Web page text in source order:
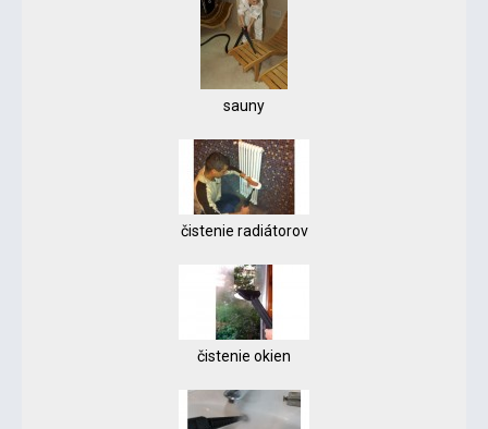
sauny
čistenie radiátorov
čistenie okien